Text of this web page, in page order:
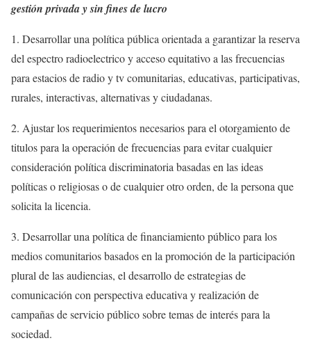
gestión privada y sin fines de lucro
1. Desarrollar una política pública orientada a garantizar la reserva
del espectro radioelectrico y acceso equitativo a las frecuencias
para estacios de radio y tv comunitarias, educativas, participativas,
rurales, interactivas, alternativas y ciudadanas.
2. Ajustar los requerimientos necesarios para el otorgamiento de
titulos para la operación de frecuencias para evitar cualquier
consideración política discriminatoria basadas en las ideas
políticas o religiosas o de cualquier otro orden, de la persona que
solicita la licencia.
3. Desarrollar una política de financiamiento público para los
medios comunitarios basados en la promoción de la participación
plural de las audiencias, el desarrollo de estrategias de
comunicación con perspectiva educativa y realización de
campañas de servicio público sobre temas de interés para la
sociedad.